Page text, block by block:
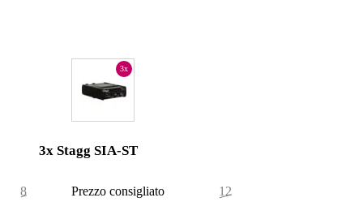
84,00 €
3x
3x Stagg SIA-ST
Prezzo consigliato
126,00 €